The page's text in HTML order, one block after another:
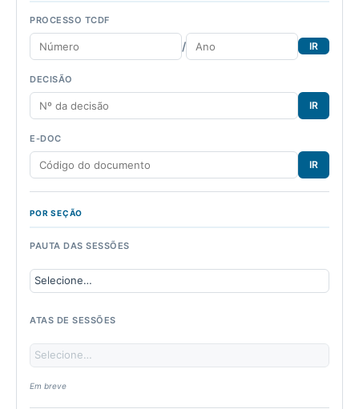
PROCESSO TCDF
/ IR
DECISÃO
IR
E-DOC
IR
POR SEÇÃO
PAUTA DAS SESSÕES
ATAS DE SESSÕES
Em breve